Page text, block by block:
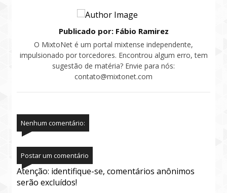
Publicado por: Fábio Ramirez
O MixtoNet é um portal mixtense independente,
impulsionado por torcedores. Encontrou algum erro, tem
sugestão de matéria? Envie para nós:
contato@mixtonet.com
Nenhum comentário:
Postar um comentário
Atenção: identifique-se, comentários anônimos
serão excluídos!